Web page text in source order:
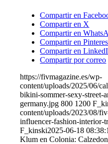
Compartir en
Compartir en X
Compartir en
Compartir en
Compartir en
Compartir por correo
https://fivmagazine.es/wp-
content/uploads/2025/06/
bikini-sommer-sexy-street-
germany.jpg 800 1200
content/uploads/2023/08/
influencer-fashion-interior-
F_kinski2025-06-18
Klum en Colonia: